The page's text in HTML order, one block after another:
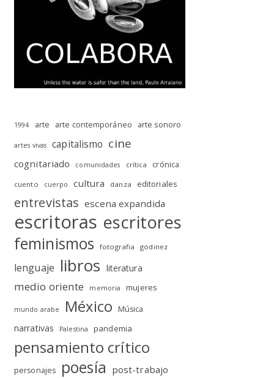
1994 arte arte contemporáneo arte sonoro
artes vivas capitalismo cine
cognitariado comunidades crítica crónica
cuento cuerpo cultura danza editoriales
entrevistas escena expandida
escritoras escritores
feminismos fotografia godinez
lenguaje libros literatura
medio oriente memoria mujeres
mundo arabe México Música
narrativas Palestina pandemia
pensamiento crítico
personajes poesía post-trabajo